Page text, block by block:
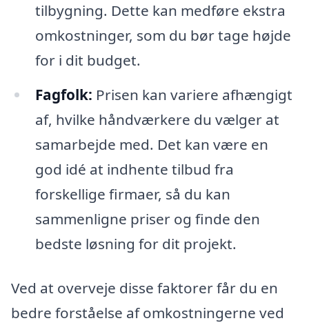
tilbygning. Dette kan medføre ekstra
omkostninger, som du bør tage højde
for i dit budget.
Fagfolk: Prisen kan variere afhængigt
af, hvilke håndværkere du vælger at
samarbejde med. Det kan være en
god idé at indhente tilbud fra
forskellige firmaer, så du kan
sammenligne priser og finde den
bedste løsning for dit projekt.
Ved at overveje disse faktorer får du en
bedre forståelse af omkostningerne ved